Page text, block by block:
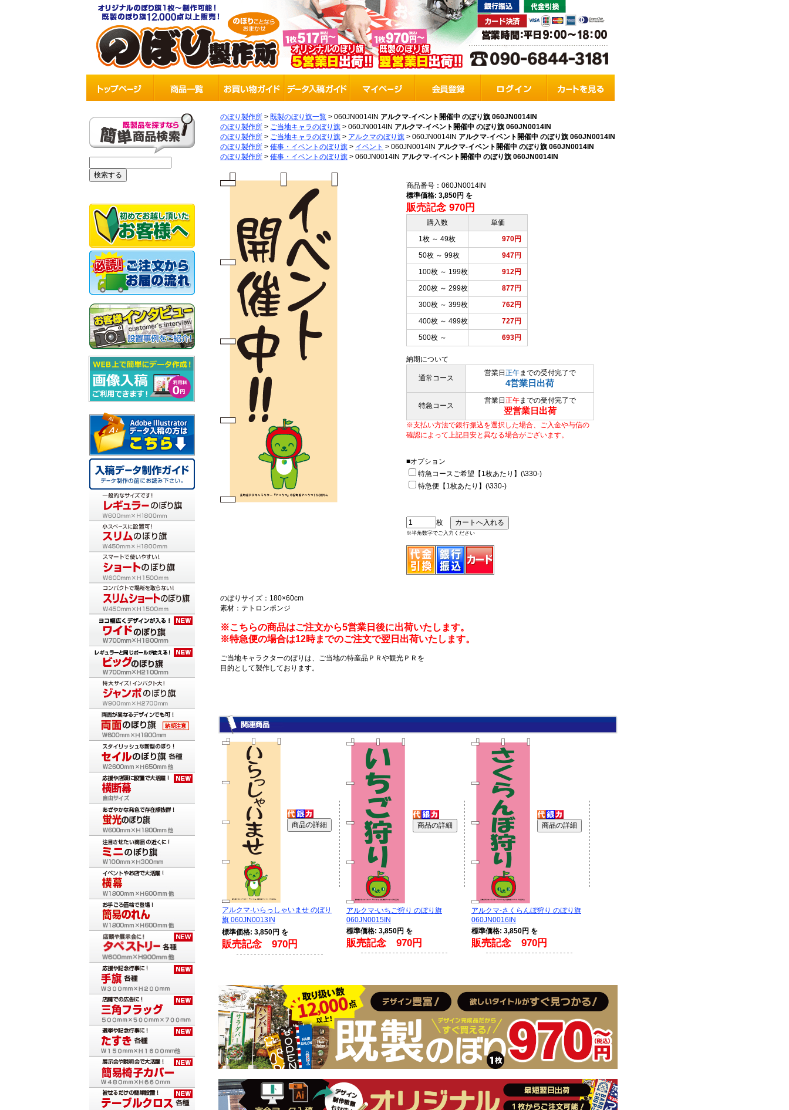
のぼり製作所 > 既製のぼり旗一覧 > 060JN0014IN アルクマ-イベント開催中 のぼり旗 060JN0014IN
のぼり製作所 > ご当地キャラのぼり旗 > 060JN0014IN アルクマ-イベント開催中 のぼり旗 060JN0014IN
のぼり製作所 > ご当地キャラのぼり旗 > アルクマのぼり旗 > 060JN0014IN アルクマ-イベント開催中 のぼり旗 060JN0014IN
のぼり製作所 > 催事・イベントのぼり旗 > イベント > 060JN0014IN アルクマ-イベント開催中 のぼり旗 060JN0014IN
のぼり製作所 > 催事・イベントのぼり旗 > 060JN0014IN アルクマ-イベント開催中 のぼり旗 060JN0014IN
商品番号：060JN0014IN
標準価格: 3,850円 を
販売記念 970円
購入数
単価
1枚 ～ 49枚
970円
50枚 ～ 99枚
947円
100枚 ～ 199枚
912円
200枚 ～ 299枚
877円
300枚 ～ 399枚
762円
400枚 ～ 499枚
727円
500枚 ～
693円
納期について
通常コース
営業日 正午までの受付完了で
4営業日出荷
特急コース
営業日 正午までの受付完了で
翌営業日出荷
※支払い方法で銀行振込を選択した場合、ご入金や与信の
確認によって上記目安と異なる場合がございます。
■オプション
特急コースご希望【1枚あたり】(\330-)
特急便【1枚あたり】(\330-)
枚
※半角数字でご入力ください
のぼりサイズ：180×60cm
素材：テトロンポンジ
※こちらの商品はご注文から5営業日後に出荷いたします。
※特急便の場合は12時までのご注文で翌日出荷いたします。
ご当地キャラクターのぼりは、ご当地の特産品ＰＲや観光ＰＲを
目的として製作しております。
アルクマ-いらっしゃいませ のぼり
旗 060JN0013IN
標準価格: 3,850円 を
販売記念 970円
アルクマ-いちご狩り のぼり旗
060JN0015IN
標準価格: 3,850円 を
販売記念 970円
アルクマ-さくらんぼ狩り のぼり旗
060JN0016IN
標準価格: 3,850円 を
販売記念 970円